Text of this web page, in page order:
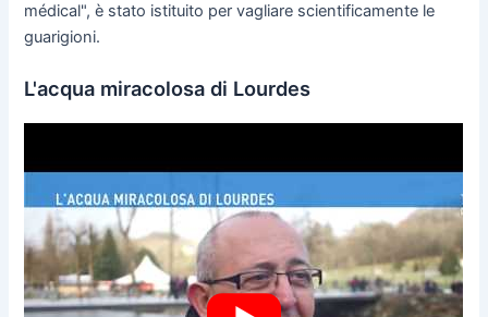
médical", è stato istituito per vagliare scientificamente le
guarigioni.
L'acqua miracolosa di Lourdes